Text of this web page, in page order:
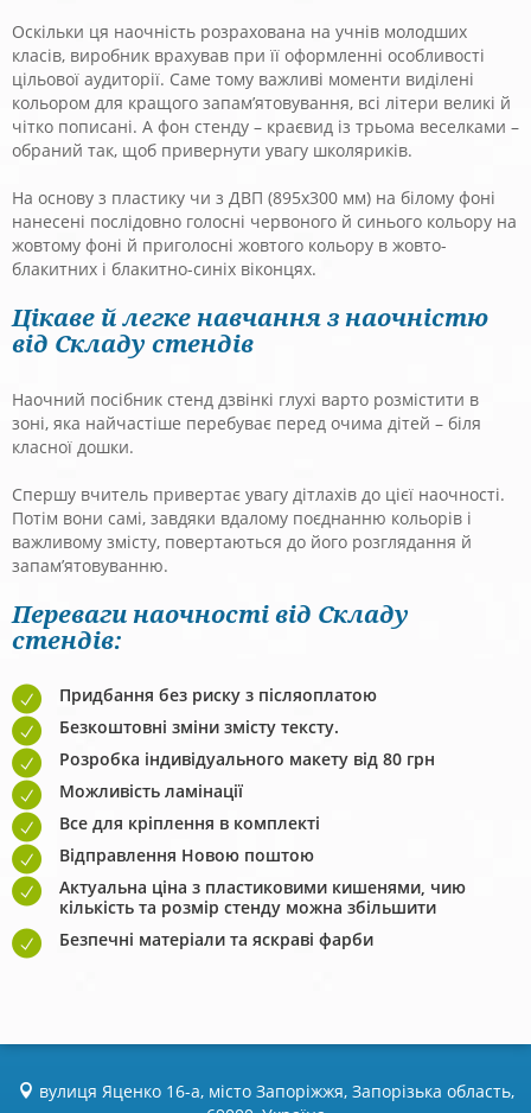
Оскільки ця наочність розрахована на учнів молодших
класів, виробник врахував при її оформленні особливості
цільової аудиторії. Саме тому важливі моменти виділені
кольором для кращого запам’ятовування, всі літери великі й
чітко пописані. А фон стенду – краєвид із трьома веселками –
обраний так, щоб привернути увагу школяриків.
На основу з пластику чи з ДВП (895х300 мм) на білому фоні
нанесені послідовно голосні червоного й синього кольору на
жовтому фоні й приголосні жовтого кольору в жовто-
блакитних і блакитно-синіх віконцях.
Цікаве й легке навчання з наочністю
від Складу стендів
Наочний посібник стенд дзвінкі глухі варто розмістити в
зоні, яка найчастіше перебуває перед очима дітей – біля
класної дошки.
Спершу вчитель привертає увагу дітлахів до цієї наочності.
Потім вони самі, завдяки вдалому поєднанню кольорів і
важливому змісту, повертаються до його розглядання й
запам’ятовуванню.
Переваги наочності від Складу
стендів:
Придбання без риску з післяоплатою
Безкоштовні зміни змісту тексту.
Розробка індивідуального макету від 80 грн
Можливість ламінації
Все для кріплення в комплекті
Відправлення Новою поштою
Актуальна ціна з пластиковими кишенями, чию
кількість та розмір стенду можна збільшити
Безпечні матеріали та яскраві фарби
вулиця Яценко 16-а, місто Запоріжжя, Запорізька область,